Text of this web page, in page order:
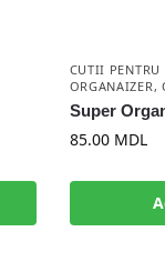
CUTII PENTRU
ORGANAIZER,
Super
85.00 MDL